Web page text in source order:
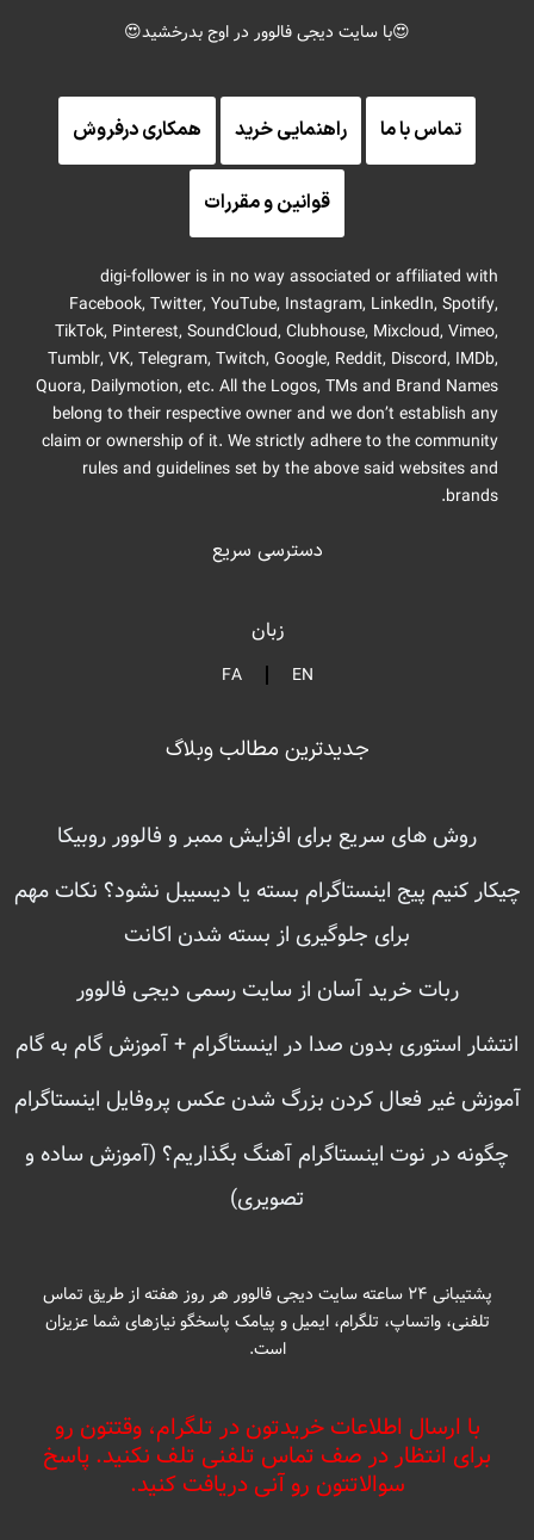
😍با سایت دیجی فالوور در اوج بدرخشید😍
تماس با ما راهنمایی خرید همکاری درفروش
قوانین و مقررات
digi-follower is in no way associated or affiliated with
Facebook, Twitter, YouTube, Instagram, LinkedIn, Spotify,
TikTok, Pinterest, SoundCloud, Clubhouse, Mixcloud, Vimeo,
Tumblr, VK, Telegram, Twitch, Google, Reddit, Discord, IMDb,
Quora, Dailymotion, etc. All the Logos, TMs and Brand Names
belong to their respective owner and we don’t establish any
claim or ownership of it. We strictly adhere to the community
rules and guidelines set by the above said websites and
brands.
دسترسی سریع
زبان
EN
FA
جدیدترین مطالب وبلاگ
روش های سریع برای افزایش ممبر و فالوور روبیکا
چیکار کنیم پیج اینستاگرام بسته یا دیسیبل نشود؟ نکات مهم
برای جلوگیری از بسته شدن اکانت
ربات خرید آسان از سایت رسمی دیجی فالوور
انتشار استوری بدون صدا در اینستاگرام + آموزش گام به گام
آموزش غیر فعال کردن بزرگ شدن عکس پروفایل اینستاگرام
چگونه در نوت اینستاگرام آهنگ بگذاریم؟ (آموزش ساده و
تصویری)
پشتیبانی ۲۴ ساعته سایت دیجی فالوور هر روز هفته از طریق تماس
تلفنی، واتساپ، تلگرام، ایمیل و پیامک پاسخگو نیازهای شما عزیزان
است.
با ارسال اطلاعات خریدتون در تلگرام، وقتتون رو
برای انتظار در صف تماس تلفنی تلف نکنید. پاسخ
سوالاتتون رو آنی دریافت کنید.